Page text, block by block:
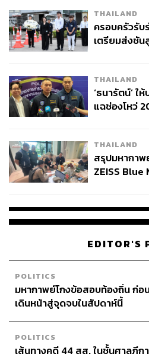
หลัง RCTA (Rear Cross Traffic
หากตรวจพบรถยนต์ที่เข้าใกล้ด้าน
รถ ระบบจะส่งสัญญาณไฟเตือนใน
เตือนการเปิดประตู DOW (Door
ขับขี่ หากพบรถอื่นในระยะรัศมีตร
กลุ่มระบบเตือนและควบคุมให้รถ
Assist System)ทำหน้าที่ควบคุม
เส้นจราจร ประกอบด้วย 3 ระบบย่
เมื่อรถออกนอกเลน LDW (Lane
THAILAND
ครอบครัวรับ
เตรียมส่งชัน
THAILAND
‘ธนารัตน์’ ใ
แฉช่องโหว่
THAILAND
สรุปมหากา
ZEISS
จ่ายหนี้-แอบ
EDITOR'S
POLITICS
มหากาพย์โกงข้อสอบท้องถิ่น ก่อ
เดินหน้าสู่จุดจบในสัปดาห์นี้
POLITICS
เส้นทางคดี 44 สส. ในชั้นศาลฎีกา